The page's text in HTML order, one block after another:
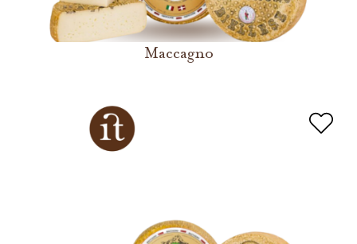
Maccagno